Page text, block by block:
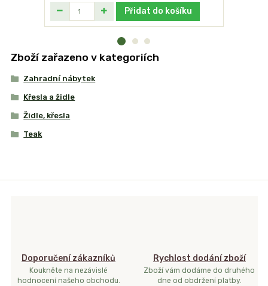
Přidat do košíku
Zboží zařazeno v kategoriích
Zahradní nábytek
Křesla a židle
Židle, křesla
Teak
Doporučení zákazníků
Koukněte na nezávislé
hodnocení našeho obchodu.
Rychlost dodání zboží
Zboží vám dodáme do druhého
dne od obdržení platby.